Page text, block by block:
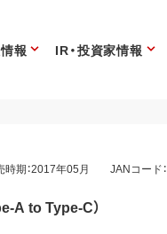
報 IR・投資家情報
時期：2017年05月 JANコード
A to Type-C）